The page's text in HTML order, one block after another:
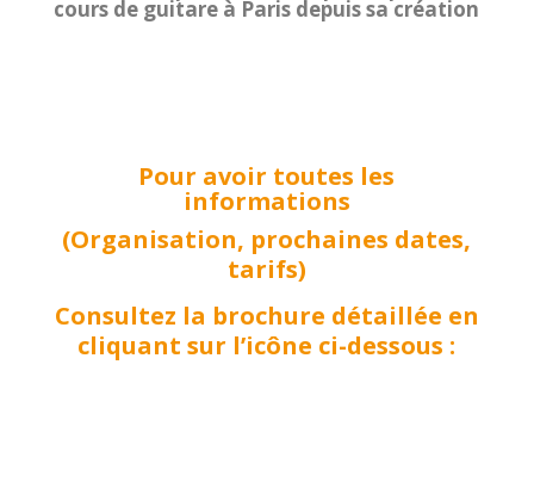
cours de guitare à Paris depuis sa création
Pour avoir toutes les
informations
(Organisation, prochaines dates,
tarifs)
Consultez la brochure détaillée en
cliquant sur l’icône ci-dessous :